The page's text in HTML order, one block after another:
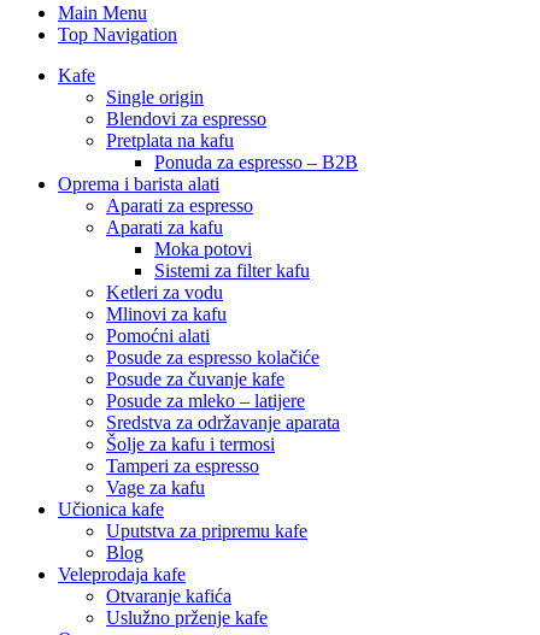
Main Menu
Top Navigation
Kafe
Single origin
Blendovi za espresso
Pretplata na kafu
Ponuda za espresso – B2B
Oprema i barista alati
Aparati za espresso
Aparati za kafu
Moka potovi
Sistemi za filter kafu
Ketleri za vodu
Mlinovi za kafu
Pomoćni alati
Posude za espresso kolačiće
Posude za čuvanje kafe
Posude za mleko – latijere
Sredstva za održavanje aparata
Šolje za kafu i termosi
Tamperi za espresso
Vage za kafu
Učionica kafe
Uputstva za pripremu kafe
Blog
Veleprodaja kafe
Otvaranje kafića
Uslužno prženje kafe